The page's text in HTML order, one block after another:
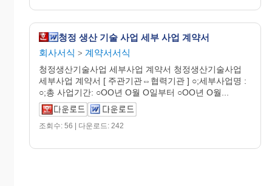
청정 생산 기술 사업 세부 사업 계약서
회사서식 > 계약서서식
청정생산기술사업 세부사업 계약서 청정생산기술사업
세부사업 계약서 [ 주관기관⇔협력기관 ] ○;세부사업명 :
○;총 사업기간: ○OO년 O월 O일부터 ○OO년 O월...
조회수: 56 | 다운로드: 242